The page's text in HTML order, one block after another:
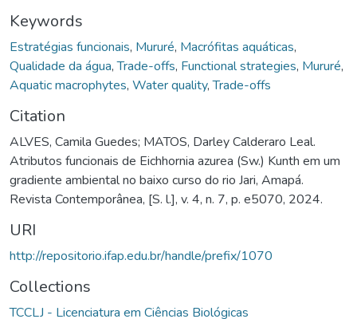
Keywords
Estratégias funcionais, Mururé, Macrófitas aquáticas,
Qualidade da água,Trade-offs, Functional strategies, Mururé,
Aquatic macrophytes, Water quality,Trade-offs
Citation
ALVES, Camila Guedes; MATOS, Darley Calderaro Leal.
Atributos funcionais de Eichhornia azurea (Sw.) Kunth em um
gradiente ambiental no baixo curso do rio Jari, Amapá.
Revista Contemporânea, [S. l.], v. 4, n. 7, p. e5070, 2024.
URI
http://repositorio.ifap.edu.br/handle/prefix/1070
Collections
TCCLJ - Licenciatura em Ciências Biológicas